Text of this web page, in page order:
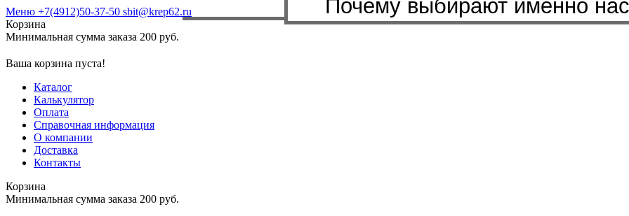
Меню +7(4912)50-37-50 sbit@krep62.ru
Корзина
Минимальная сумма заказа 200 руб.
Ваша корзина пуста!
Каталог
Калькулятор
Оплата
Справочная информация
О компании
Доставка
Контакты
Корзина
Минимальная сумма заказа 200 руб.
Почему выбирают именно